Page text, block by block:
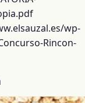
wp-
Rincon-